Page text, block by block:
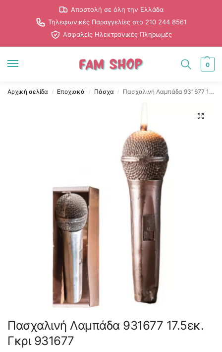
Αποστολή σε όλη την Ελλάδα
Τηλεφωνικές Παραγγελίες στο 210 244 8561
Ασφαλείς Ηλεκτρονικές Πληρωμές
0
Αρχική σελίδα / Εποχιακά / Πάσχα / Πασχαλινή Λαμπάδα 931677 17.5εκ. Γκρι 931677
Πασχαλινή Λαμπάδα 931677 17.5εκ.
Γκρι 931677